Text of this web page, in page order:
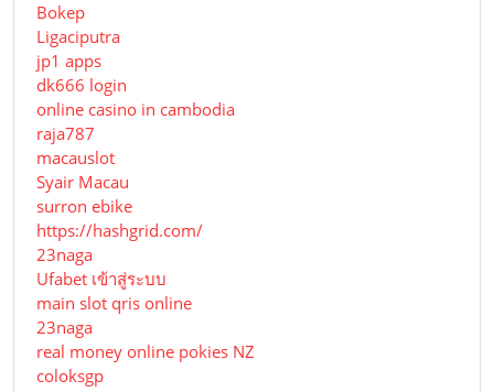
Bokep
Ligaciputra
jp1 apps
dk666 login
online casino in cambodia
raja787
macauslot
Syair Macau
surron ebike
https://hashgrid.com/
23naga
Ufabet เข้าสู่ระบบ
main slot qris online
23naga
real money online pokies NZ
coloksgp